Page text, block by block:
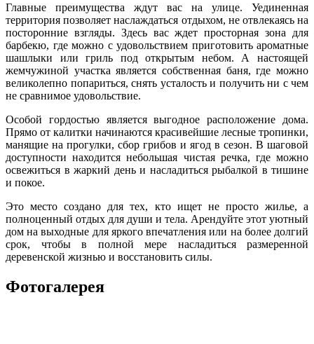
Главные преимущества ждут вас на улице. Уединенная
территория позволяет наслаждаться отдыхом, не отвлекаясь на
посторонние взгляды. Здесь вас ждет просторная зона для
барбекю, где можно с удовольствием приготовить ароматные
шашлыки или гриль под открытым небом. А настоящей
жемчужиной участка является собственная баня, где можно
великолепно попариться, снять усталость и получить ни с чем
не сравнимое удовольствие.
Особой гордостью является выгодное расположение дома.
Прямо от калитки начинаются красивейшие лесные тропинки,
манящие на прогулки, сбор грибов и ягод в сезон. В шаговой
доступности находится небольшая чистая речка, где можно
освежиться в жаркий день и насладиться рыбалкой в тишине
и покое.
Это место создано для тех, кто ищет не просто жилье, а
полноценный отдых для души и тела. Арендуйте этот уютный
дом на выходные для яркого впечатления или на более долгий
срок, чтобы в полной мере насладиться размеренной
деревенской жизнью и восстановить силы.
Фотогалерея